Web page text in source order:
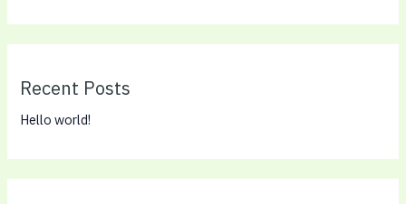
Recent Posts
Hello world!